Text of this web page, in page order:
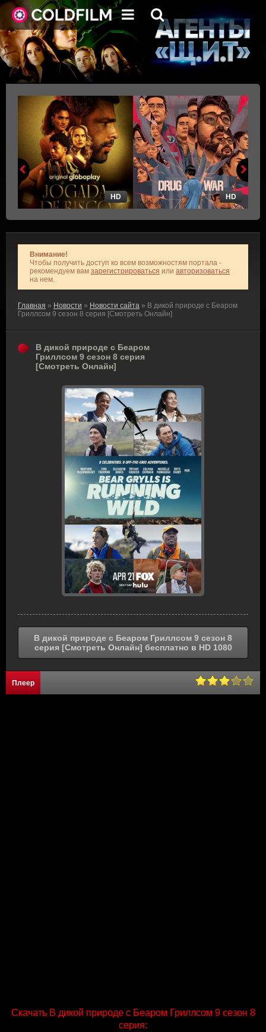
HD HD
Внимание!
Чтобы получить доступ ко всем возможностям портала -
рекомендуем вам зарегистрироваться или авторизоваться
на нем.
Главная » Новости » Новости сайта » В дикой природе с Беаром
Гриллсом 9 сезон 8 серия [Смотреть Онлайн]
В дикой природе с Беаром
Гриллсом 9 сезон 8 серия
[Смотреть Онлайн]
В дикой природе с Беаром Гриллсом 9 сезон 8
серия [Смотреть Онлайн] бесплатно в HD 1080
Плеер
Скачать В дикой природе с Беаром Гриллсом 9 сезон 8
серия: